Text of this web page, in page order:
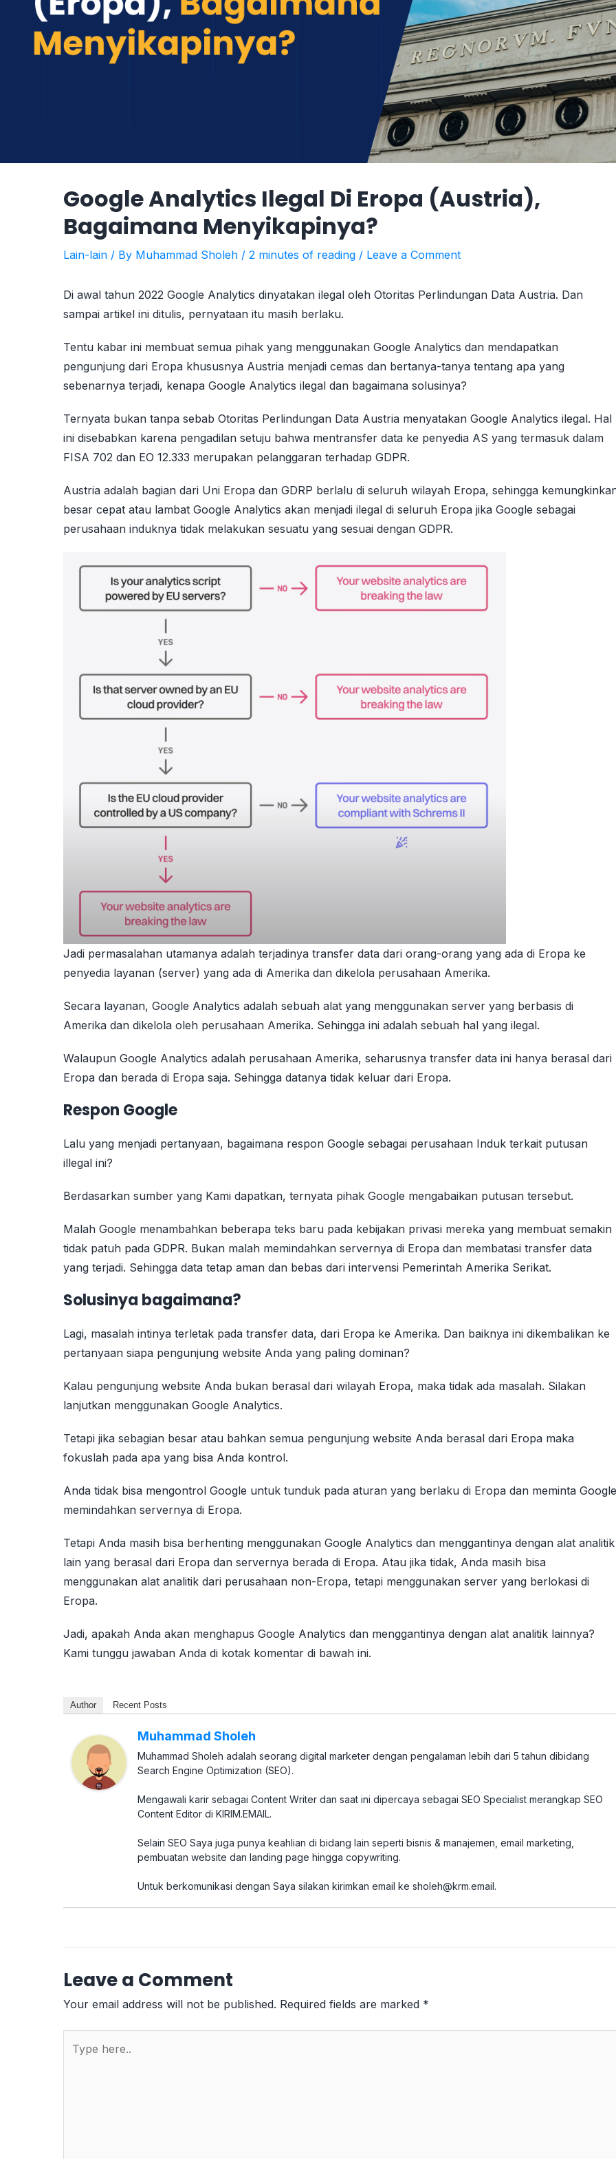
Google Analytics Ilegal Di Eropa (Austria),
Bagaimana Menyikapinya?
Lain-lain / By Muhammad Sholeh / 2 minutes of reading / Leave a Comment
Di awal tahun 2022 Google Analytics dinyatakan ilegal oleh Otoritas Perlindungan Data Austria. Dan
sampai artikel ini ditulis, pernyataan itu masih berlaku.
Tentu kabar ini membuat semua pihak yang menggunakan Google Analytics dan mendapatkan
pengunjung dari Eropa khususnya Austria menjadi cemas dan bertanya-tanya tentang apa yang
sebenarnya terjadi, kenapa Google Analytics ilegal dan bagaimana solusinya?
Ternyata bukan tanpa sebab Otoritas Perlindungan Data Austria menyatakan Google Analytics ilegal. Hal
ini disebabkan karena pengadilan setuju bahwa mentransfer data ke penyedia AS yang termasuk dalam
FISA 702 dan EO 12.333 merupakan pelanggaran terhadap GDPR.
Austria adalah bagian dari Uni Eropa dan GDRP berlalu di seluruh wilayah Eropa, sehingga
besar cepat atau lambat Google Analytics akan menjadi ilegal di seluruh Eropa jika Google sebagai
perusahaan induknya tidak melakukan sesuatu yang sesuai dengan GDPR.
Jadi permasalahan utamanya adalah terjadinya transfer data dari orang-orang yang ada di Eropa ke
penyedia layanan (server) yang ada di Amerika dan dikelola perusahaan Amerika.
Secara layanan, Google Analytics adalah sebuah alat yang menggunakan server yang berbasis di
Amerika dan dikelola oleh perusahaan Amerika. Sehingga ini adalah sebuah hal yang ilegal.
Walaupun Google Analytics adalah perusahaan Amerika, seharusnya transfer data ini hanya berasal dari
Eropa dan berada di Eropa saja. Sehingga datanya tidak keluar dari Eropa.
Respon Google
Lalu yang menjadi pertanyaan, bagaimana respon Google sebagai perusahaan Induk terkait putusan
illegal ini?
Berdasarkan sumber yang Kami dapatkan, ternyata pihak Google mengabaikan putusan tersebut.
Malah Google menambahkan beberapa teks baru pada kebijakan privasi mereka yang membuat semakin
tidak patuh pada GDPR. Bukan malah memindahkan servernya di Eropa dan membatasi transfer data
yang terjadi. Sehingga data tetap aman dan bebas dari intervensi Pemerintah Amerika Serikat.
Solusinya bagaimana?
Lagi, masalah intinya terletak pada transfer data, dari Eropa ke Amerika. Dan baiknya ini dikembalikan ke
pertanyaan siapa pengunjung website Anda yang paling dominan?
Kalau pengunjung website Anda bukan berasal dari wilayah Eropa, maka tidak ada masalah. Silakan
lanjutkan menggunakan Google Analytics.
Tetapi jika sebagian besar atau bahkan semua pengunjung website Anda berasal dari Eropa maka
fokuslah pada apa yang bisa Anda kontrol.
Anda tidak bisa mengontrol Google untuk tunduk pada aturan yang berlaku di Eropa dan meminta Google
memindahkan servernya di Eropa.
Tetapi Anda masih bisa berhenting menggunakan Google Analytics dan menggantinya dengan alat analitik
lain yang berasal dari Eropa dan servernya berada di Eropa. Atau jika tidak, Anda masih bisa
menggunakan alat analitik dari perusahaan non-Eropa, tetapi menggunakan server yang berlokasi di
Eropa.
Jadi, apakah Anda akan menghapus Google Analytics dan menggantinya dengan alat analitik lainnya?
Kami tunggu jawaban Anda di kotak komentar di bawah ini.
Author Recent Posts
Muhammad Sholeh
Muhammad Sholeh adalah seorang digital marketer dengan pengalaman lebih dari 5 tahun dibidang
Search Engine Optimization (SEO).
Mengawali karir sebagai Content Writer dan saat ini dipercaya sebagai SEO Specialist merangkap SEO
Content Editor di KIRIM.EMAIL.
Selain SEO Saya juga punya keahlian di bidang lain seperti bisnis & manajemen, email marketing,
pembuatan website dan landing page hingga copywriting.
Untuk berkomunikasi dengan Saya silakan kirimkan email ke sholeh@krm.email.
Leave a Comment
Your email address will not be published. Required fields are marked *
here..